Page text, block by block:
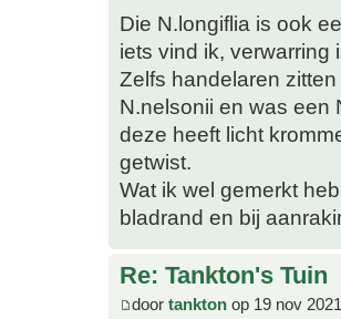
Die N.longiflia is ook
iets vind ik, verwarring
Zelfs handelaren
N.nelsonii en was een
deze heeft licht
getwist.
Wat ik wel gemerkt
bladrand en bij
Re: Tankton's Tuin
door tankton op 19 nov